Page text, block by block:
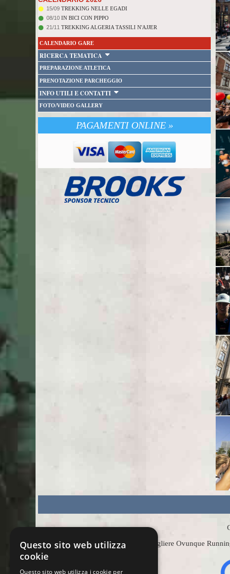
15/09 TREKKING NELLE EGADI
08/10 IN BICI CON PIPPO
21/11 TREKKING ALGERIA TASSILI N'AJJER
CALENDARIO GARE
RICERCA TEMATICA
PREPARAZIONE ATLETICA
PRENOTAZIONE PARCHEGGIO
INFO UTILI E CONTATTI
FOTO/VIDEO GALLERY
PAGAMENTI ONLINE »
Scegliere Ovunque
Questo sito web utilizza
cookie
Questo sito web utilizza i cookie per